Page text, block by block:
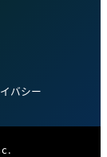
バシー